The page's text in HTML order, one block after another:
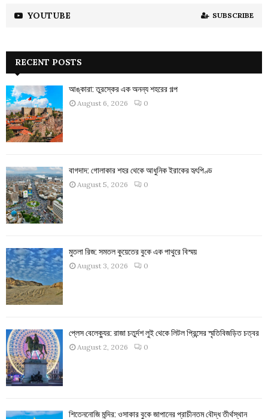
YOUTUBE SUBSCRIBE
RECENT POSTS
আঙ্কারা: তুরস্কের এক অনন্য শহরের গল্প
August 6, 2026 0
বাগদাদ: গোলাকার শহর থেকে আধুনিক ইরাকের হৃৎপিণ্ড
August 5, 2026 0
মুতলা রিজ: সমতল কুয়েতের বুকে এক পাথুরে বিস্ময়
August 3, 2026 0
প্লেস বেলেক্যুর: রাজা চতুর্দশ লুই থেকে লিটল প্রিন্সের স্মৃতিবিজড়িত চত্বর
August 2, 2026 0
শিতেননোজি মন্দির: ওসাকার বুকে জাপানের প্রাচীনতম বৌদ্ধ তীর্থস্থান